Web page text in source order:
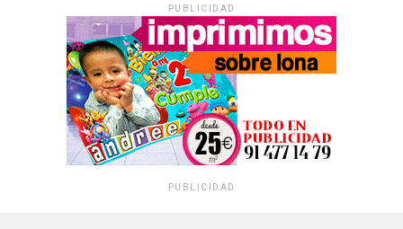
PUBLICIDAD
PUBLICIDAD